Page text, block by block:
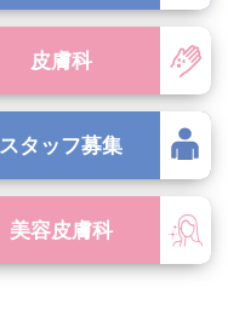
皮膚科
スタッフ募集
美容皮膚科